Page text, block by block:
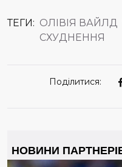
ТЕГИ: ОЛІВІЯ ВАЙЛД
СХУДНЕННЯ
Поділитися: